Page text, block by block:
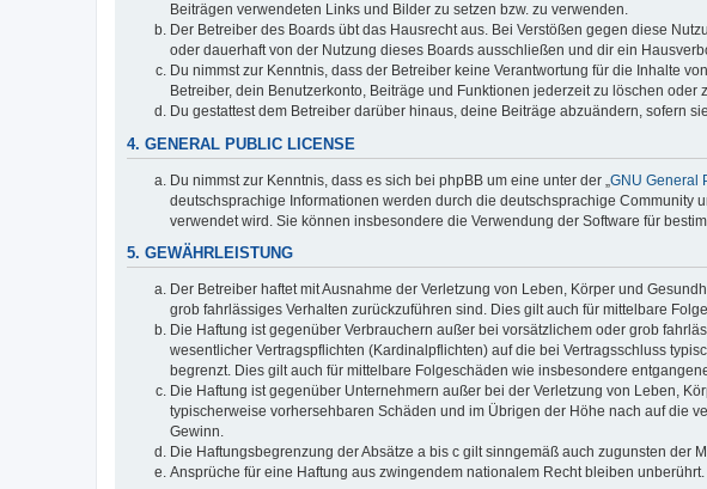
Beiträgen verwendeten Links und Bilder zu setzen bzw. zu verwenden.
Der Betreiber des Boards übt das Hausrecht aus. Bei Verstößen gegen diese
oder dauerhaft von der Nutzung dieses Boards ausschließen und dir ein
Du nimmst zur Kenntnis, dass der Betreiber keine Verantwortung für die Inhalte
Betreiber, dein Benutzerkonto, Beiträge und Funktionen jederzeit zu löschen oder
Du gestattest dem Betreiber darüber hinaus, deine Beiträge abzuändern, sofern
4. GENERAL PUBLIC LICENSE
Du nimmst zur Kenntnis, dass es sich bei phpBB um eine unter der „ GNU General
deutschsprachige Informationen werden durch die deutschsprachige Community
verwendet wird. Sie können insbesondere die Verwendung der Software für
5. GEWÄHRLEISTUNG
Der Betreiber haftet mit Ausnahme der Verletzung von Leben, Körper und
grob fahrlässiges Verhalten zurückzuführen sind. Dies gilt auch für mittelbare
Die Haftung ist gegenüber Verbrauchern außer bei vorsätzlichem oder grob
wesentlicher Vertragspflichten (Kardinalpflichten) auf die bei Vertragsschluss
begrenzt. Dies gilt auch für mittelbare Folgeschäden wie insbesondere
Die Haftung ist gegenüber Unternehmern außer bei der Verletzung von Leben,
typischerweise vorhersehbaren Schäden und im Übrigen der Höhe nach auf die
Gewinn.
Die Haftungsbegrenzung der Absätze a bis c gilt sinngemäß auch zugunsten der
Ansprüche für eine Haftung aus zwingendem nationalem Recht bleiben unberührt.